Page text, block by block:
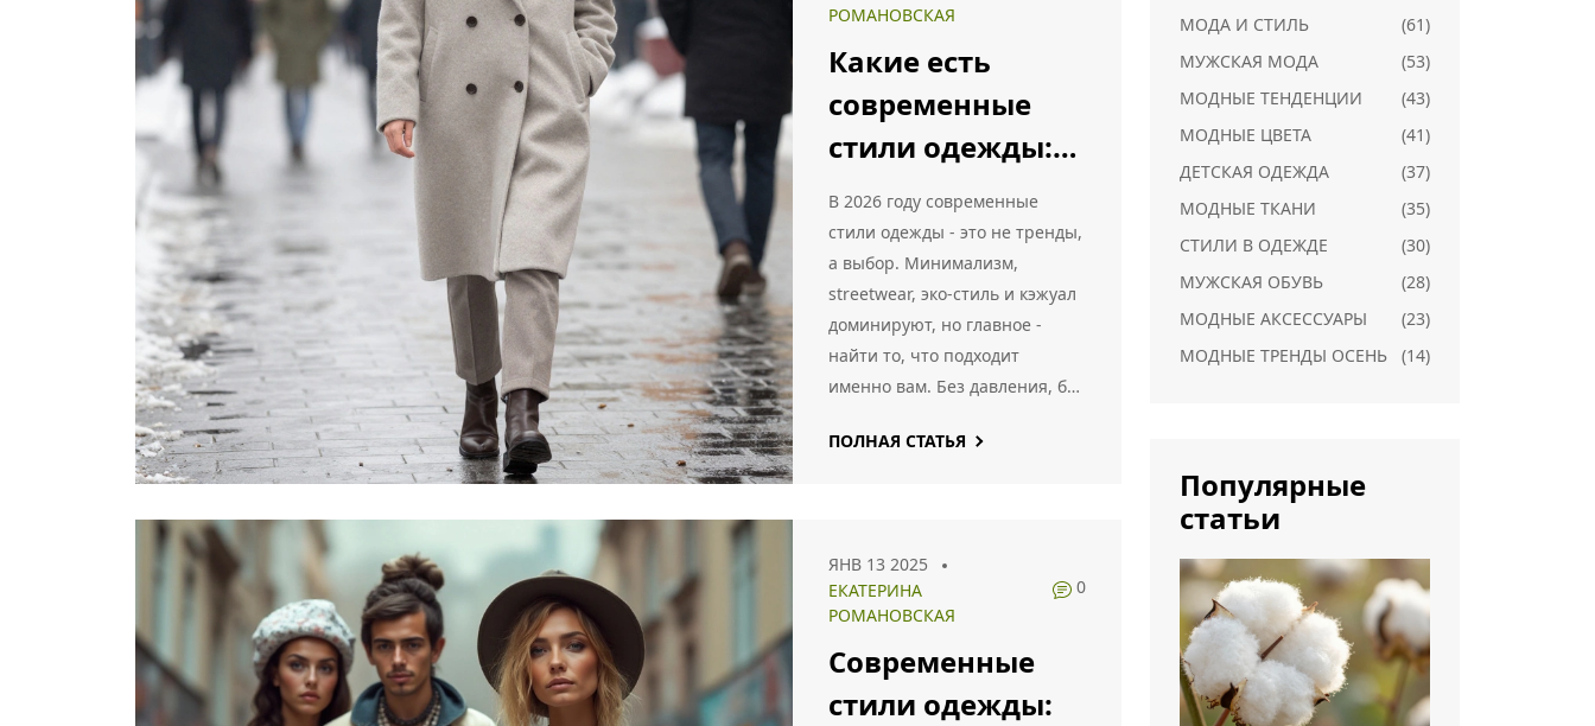
РОМАНОВСКАЯ
Какие есть
современные
стили одежды:
полный обзор
популярных
направлений
В 2026 году современные
стили одежды - это не тренды,
а выбор. Минимализм,
streetwear, эко-стиль и кэжуал
доминируют, но главное -
найти то, что подходит
именно вам. Без давления, без
ПОЛНАЯ СТАТЬЯ
ЯНВ 13 2025
ЕКАТЕРИНА
РОМАНОВСКАЯ
0
Современные
стили одежды:
МОДА И СТИЛЬ
(61)
МУЖСКАЯ МОДА
(53)
МОДНЫЕ ТЕНДЕНЦИИ
(43)
МОДНЫЕ ЦВЕТА
(41)
ДЕТСКАЯ ОДЕЖДА
(37)
МОДНЫЕ ТКАНИ
(35)
СТИЛИ В ОДЕЖДЕ
(30)
МУЖСКАЯ ОБУВЬ
(28)
МОДНЫЕ АКСЕССУАРЫ
(23)
МОДНЫЕ ТРЕНДЫ ОСЕНЬ
(14)
Популярные
статьи